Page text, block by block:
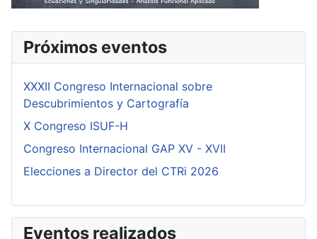
Próximos eventos
XXXII Congreso Internacional sobre
Descubrimientos y Cartografía
X Congreso ISUF-H
Congreso Internacional GAP XV - XVII
Elecciones a Director del CTRi 2026
Eventos realizados